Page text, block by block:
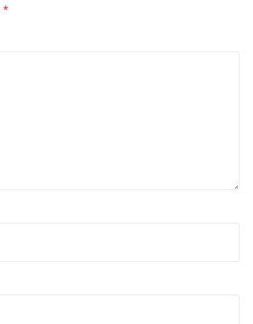
*